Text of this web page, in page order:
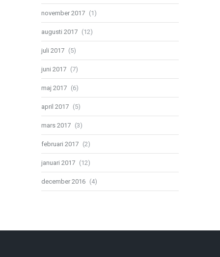
november 2017 (1)
augusti 2017 (12)
juli 2017 (5)
juni 2017 (7)
maj 2017 (6)
april 2017 (5)
mars 2017 (3)
februari 2017 (2)
januari 2017 (12)
december 2016 (4)